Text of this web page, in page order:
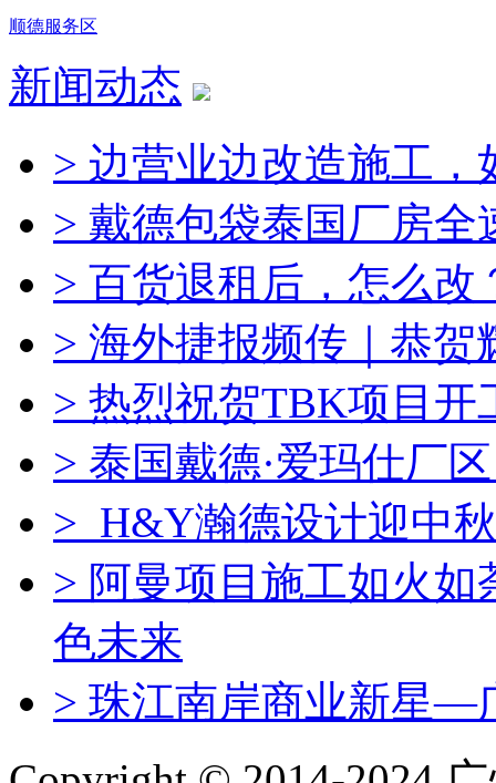
顺德服务区
新闻动态
> 边营业边改造施工，
> 戴德包袋泰国厂房全
> 百货退租后，怎么改
> 海外捷报频传｜恭贺
> 热烈祝贺TBK项目开
> 泰国戴德·爱玛仕厂
> H&Y瀚德设计迎中
> 阿曼项目施工如火
色未来
> 珠江南岸商业新星—